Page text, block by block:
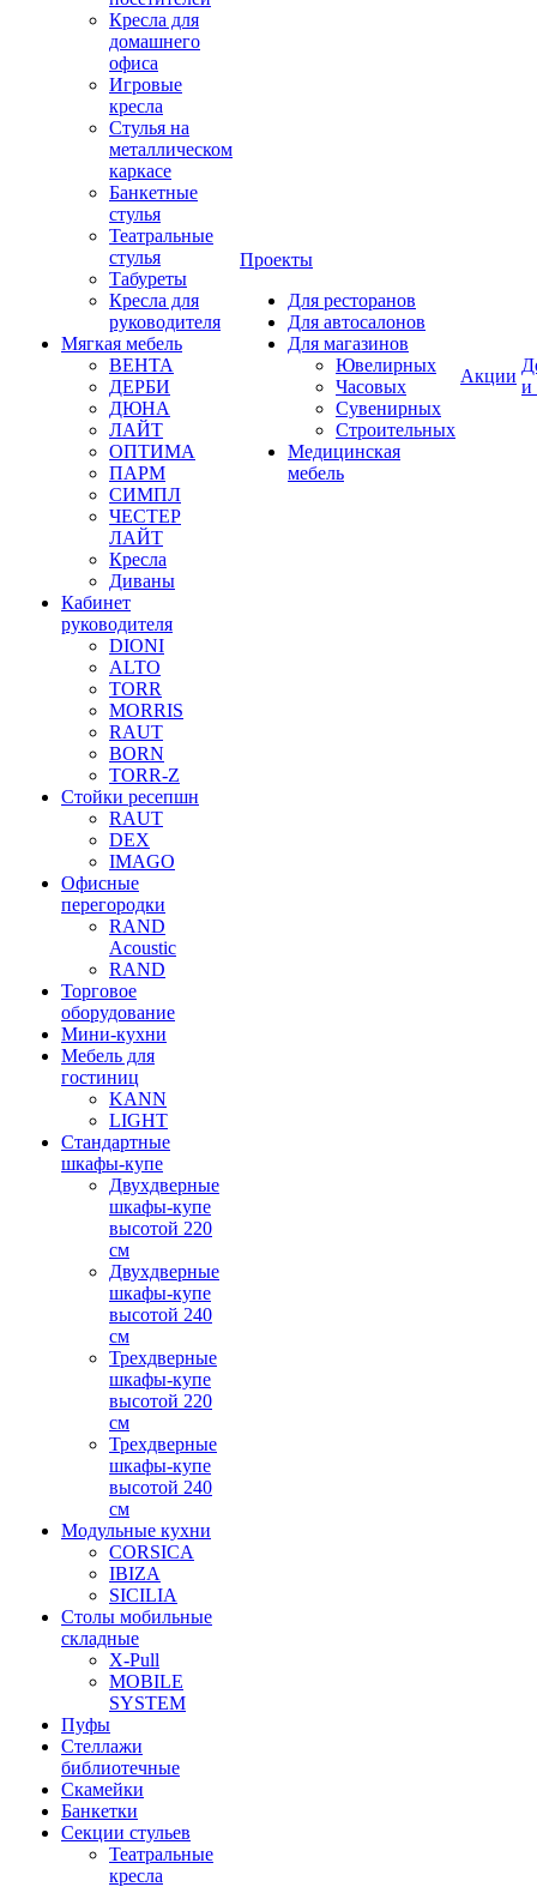
Кресла для
домашнего
офиса
Игровые
кресла
Стулья на
металлическом
каркасе
Банкетные
стулья
Театральные
стулья
Табуреты
Кресла для
руководителя
Мягкая мебель
ВЕНТА
ДЕРБИ
ДЮНА
ЛАЙТ
ОПТИМА
ПАРМ
СИМПЛ
ЧЕСТЕР
ЛАЙТ
Кресла
Диваны
Кабинет
руководителя
DIONI
ALTO
TORR
MORRIS
RAUT
BORN
TORR-Z
Стойки ресепшн
RAUT
DEX
IMAGO
Офисные
перегородки
RAND
Acoustic
RAND
Торговое
оборудование
Мини-кухни
Мебель для
гостиниц
KANN
LIGHT
Стандартные
шкафы-купе
Двухдверные
шкафы-купе
высотой 220
см
Двухдверные
шкафы-купе
высотой 240
см
Трехдверные
шкафы-купе
высотой 220
см
Трехдверные
шкафы-купе
высотой 240
см
Модульные кухни
CORSICA
IBIZA
SICILIA
Столы мобильные
складные
X-Pull
MOBILE
SYSTEM
Пуфы
Стеллажи
библиотечные
Скамейки
Банкетки
Секции стульев
Театральные
кресла
Проекты
Для ресторанов
Для автосалонов
Для магазинов
Ювелирных
Часовых
Сувенирных
Строительных
Медицинская
мебель
Акции
и